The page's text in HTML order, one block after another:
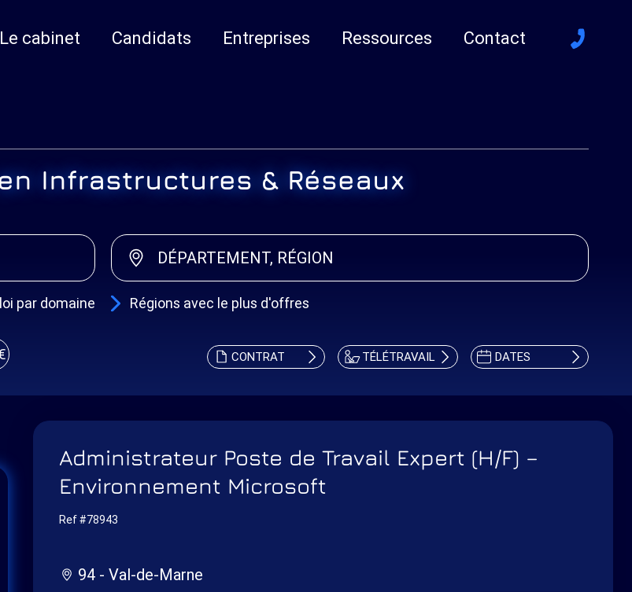
Le cabinet Candidats Entreprises Ressources Contact
Infrastructures & Réseaux
par domaine
DÉPARTEMENT, RÉGION
Régions avec le plus d'offres
CONTRAT TÉLÉTRAVAIL DATES
Administrateur Poste de Travail Expert (H/F) –
Environnement Microsoft
Ref #78943
94 - Val-de-Marne